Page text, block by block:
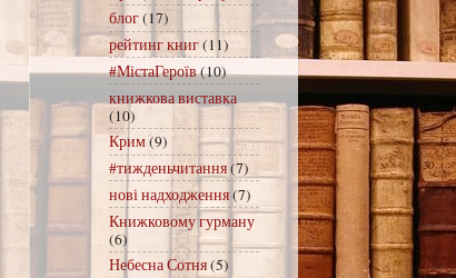
блог(17)
рейтинг книг(11)
#МістаГероїв(10)
книжкова виставка
(10)
Крим(9)
#тижденьчитання(7)
нові надходження(7)
Книжковому гурману
(6)
Небесна Сотня(5)